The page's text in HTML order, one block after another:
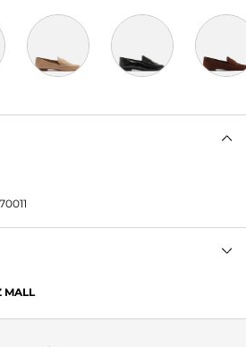
na ponta. Fechado, traz
e aplicação de tira larga e vazada
MALL